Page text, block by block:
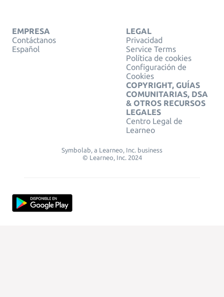
EMPRESA
Contáctanos
Español
LEGAL
Privacidad
Service Terms
Política de cookies
Configuración de
Cookies
COPYRIGHT, GUÍAS
COMUNITARIAS, DSA
& OTROS RECURSOS
LEGALES
Centro Legal de
Learneo
Symbolab, a Learneo, Inc. business
© Learneo, Inc. 2024